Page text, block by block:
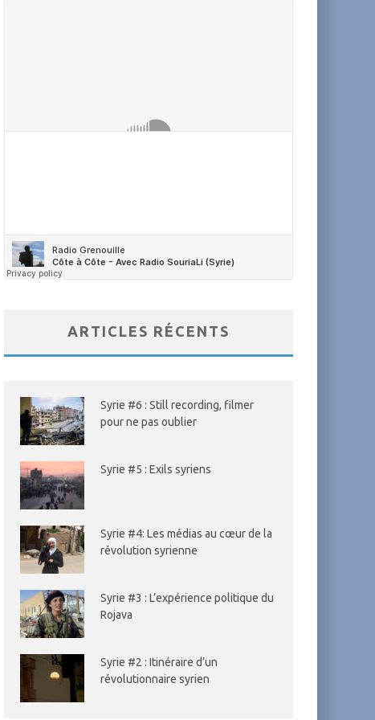
ARTICLES RÉCENTS
Syrie #6 : Still recording, filmer
pour ne pas oublier
Syrie #5 : Exils syriens
Syrie #4: Les médias au cœur de la
révolution syrienne
Syrie #3 : L’expérience politique du
Rojava
Syrie #2 : Itinéraire d’un
révolutionnaire syrien